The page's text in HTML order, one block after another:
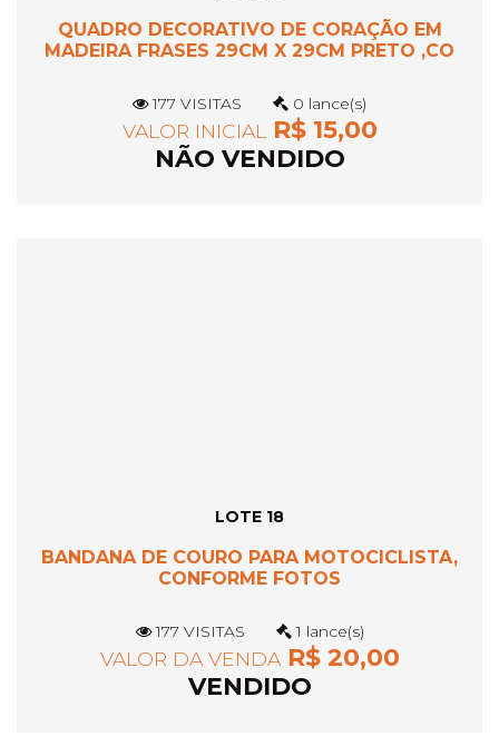
QUADRO DECORATIVO DE CORAÇÃO EM
MADEIRA FRASES 29CM X 29CM PRETO ,CO
177 VISITAS 0 lance(s)
VALOR INICIAL R$ 15,00
NÃO VENDIDO
LOTE 18
BANDANA DE COURO PARA MOTOCICLISTA,
CONFORME FOTOS
177 VISITAS 1 lance(s)
VALOR DA VENDAR$ 20,00
VENDIDO